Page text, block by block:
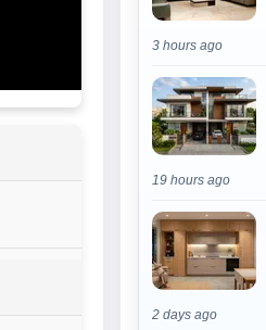
3 hours ago
19 hours ago
2 days ago